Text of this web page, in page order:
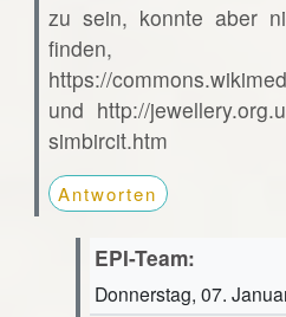
zu sein, konnte aber
https://
und http://
simbircit.htm
Antworten
EPI-Team:
Donnerstag, 07.